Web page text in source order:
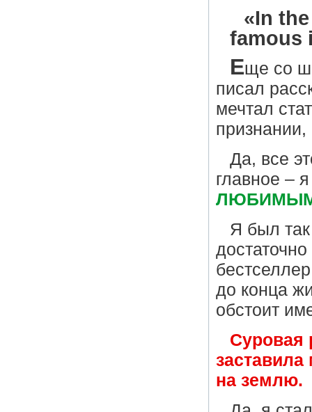
«In
famous
Еще со
писал
мечтал
Да, все
главное –
Я был
до конца
обстоит
Суровая
заставила
на землю.